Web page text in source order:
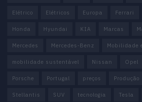
Elétrico Elétricos Europa Ferrari
Honda Hyundai KIA Marcas
Mercedes Mercedes-Benz Mobilidade
mobilidade sustentável Nissan Opel
Porsche Portugal preços Produção
Stellantis SUV tecnologia Tesla